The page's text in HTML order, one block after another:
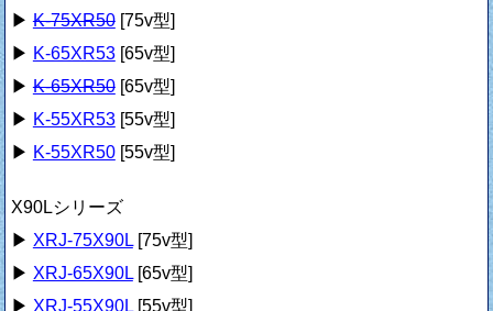
▶K-75XR50[75v型]
▶ K-65XR53[65v型]
▶K-65XR50[65v型]
▶ K-55XR53[55v型]
▶ K-55XR50[55v型]
X90Lシリーズ
▶ XRJ-75X90L[75v型]
▶ XRJ-65X90L[65v型]
▶ XRJ-55X90L[55v型]